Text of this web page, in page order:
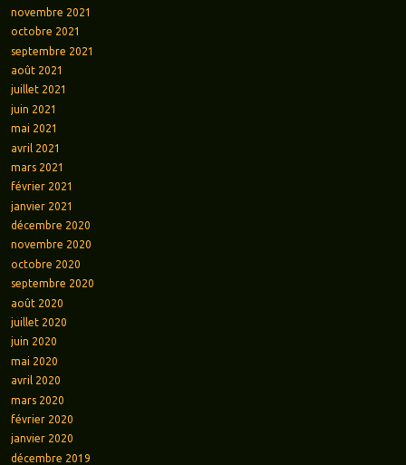
novembre 2021
octobre 2021
septembre 2021
août 2021
juillet 2021
juin 2021
mai 2021
avril 2021
mars 2021
février 2021
janvier 2021
décembre 2020
novembre 2020
octobre 2020
septembre 2020
août 2020
juillet 2020
juin 2020
mai 2020
avril 2020
mars 2020
février 2020
janvier 2020
décembre 2019